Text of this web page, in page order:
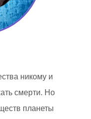
никому и
смерти. Но
планеты